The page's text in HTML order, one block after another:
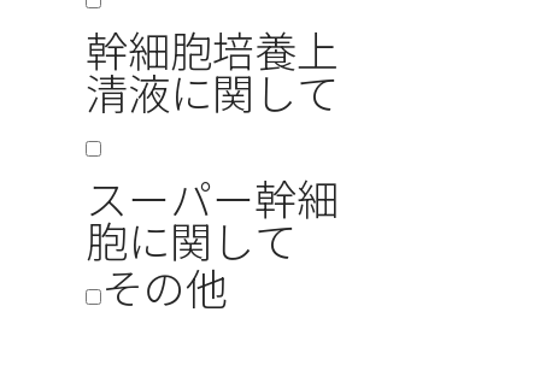
幹細胞培養上
清液に関して
スーパー幹細
胞に関して
その他